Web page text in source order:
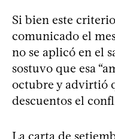
Si bien este
comunicado el
no se aplicó en el
sostuvo que esa
octubre y advirtió
descuentos el
La carta de